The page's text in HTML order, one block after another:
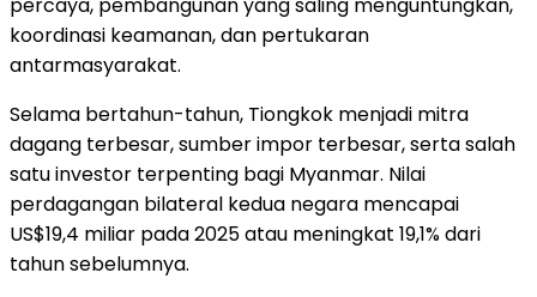
koordinasi keamanan, dan pertukaran
antarmasyarakat.
Selama bertahun-tahun, Tiongkok menjadi mitra
dagang terbesar, sumber impor terbesar, serta salah
satu investor terpenting bagi Myanmar. Nilai
perdagangan bilateral kedua negara mencapai
US$19,4 miliar pada 2025 atau meningkat 19,1% dari
tahun sebelumnya.